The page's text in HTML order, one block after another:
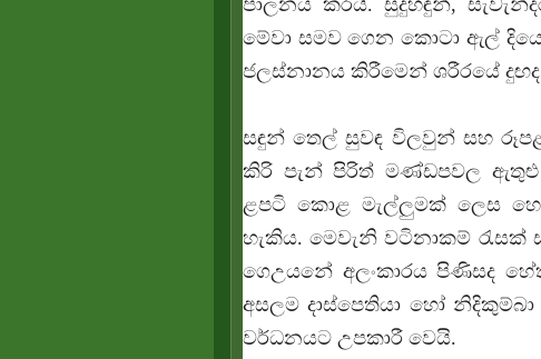
පාලනය කරයි. සුදුහඳුන්,
මේවා සමව ගෙන කොටා ඇල්
ජලස්නානය කිරීමෙන් ශරීරයේ
සඳුන් තෙල් සුවඳ විලවුන් සහ
කිරි පැන් පිරිත් මණ්ඩපවල
ළපටි කොළ මැල්ලුමක් ලෙස
හැකිය. මෙවැනි වටිනාකම්
ගෙඋයනේ අලංකාරය පිණිසද
අසලම දාස්පෙතියා හෝ
වර්ධනයට උපකාරී වෙයි.